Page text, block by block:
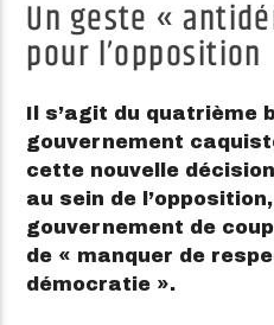
Un geste «
pour l’opposition
Il s’agit du quatrième
gouvernement
cette nouvelle
au sein de
gouvernement de
de « manquer de
démocratie ».